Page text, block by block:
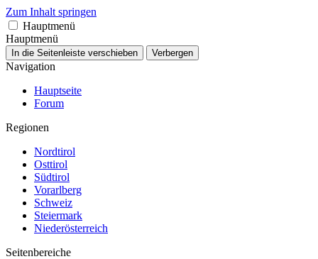
Zum Inhalt springen
Hauptmenü
Hauptmenü
In die Seitenleiste verschieben Verbergen
Navigation
Hauptseite
Forum
Regionen
Nordtirol
Osttirol
Südtirol
Vorarlberg
Schweiz
Steiermark
Niederösterreich
Seitenbereiche